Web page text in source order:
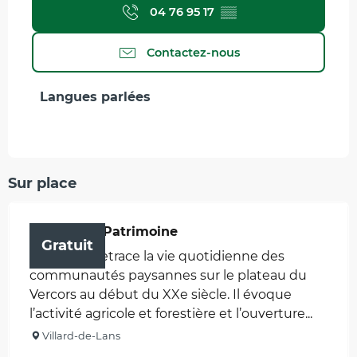
04 76 95 17 ▒▒
Contactez-nous
Langues parlées
Langues parlées
Sur place
Gratuit
Maison du Patrimoine
Le musée retrace la vie quotidienne des
communautés paysannes sur le plateau du
Vercors au début du XXe siècle. Il évoque
l’activité agricole et forestière et l’ouverture...
Villard-de-Lans